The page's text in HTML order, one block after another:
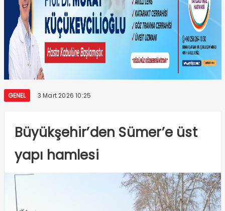
GENEL 3 Mart 2026 10:25
Büyükşehir’den Sümer’e üst
yapı hamlesi